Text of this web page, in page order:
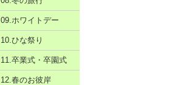
09.ホワイトデー
10.ひな祭り
11.卒業式・卒園式
12.春のお彼岸